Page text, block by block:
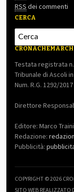
RSS dei commenti
CERCA
Testata registrata
Tribunale di Ascoli
Num. R.G. 1292/2017
Direttore
Editore: Marco
Redazione:
Pubblicità:
COPYRIGHT © 2026
SITO WEB REALIZZATO